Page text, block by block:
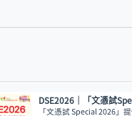
「文憑試 Special 2026」